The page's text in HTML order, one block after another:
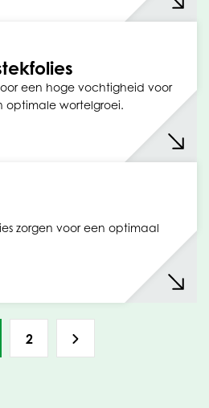
een hoge vochtigheid voor
optimale wortelgroei.
zorgen voor een optimaal
2